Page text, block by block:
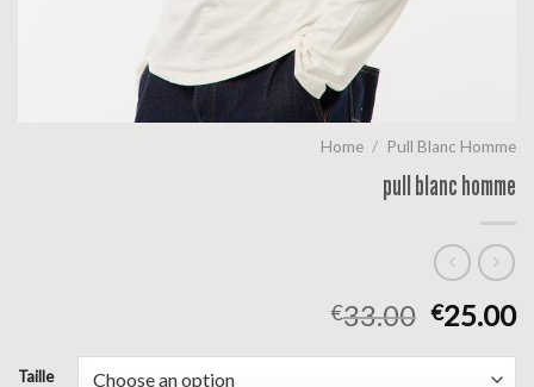
Home / Pull Blanc Homme
pull blanc homme
€33.00 €25.00
Taille